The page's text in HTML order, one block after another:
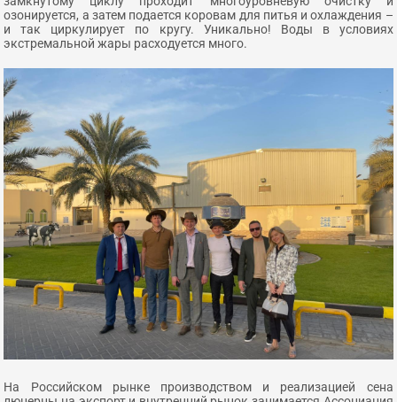
озонируется, а затем подается коровам для питья и охлаждения –
и так циркулирует по кругу. Уникально! Воды в условиях
экстремальной жары расходуется много.
На Российском рынке производством и реализацией сена